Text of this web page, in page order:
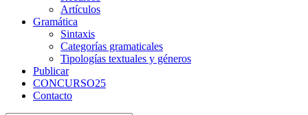
Artículos
Gramática
Sintaxis
Categorías gramaticales
Tipologías textuales y géneros
Publicar
CONCURSO25
Contacto